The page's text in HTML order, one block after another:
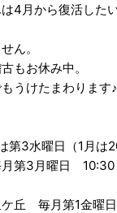
4月から復活した
ん。
もお休み中。
うけたまわります♪
3水曜日（1月は
第3月曜日
丘 毎月第1金曜日